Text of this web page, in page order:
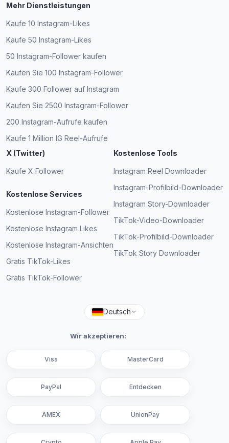
Mehr Dienstleistungen
Kaufe 10 Instagram-Likes
Kaufe 50 Instagram-Likes
50 Instagram-Follower kaufen
Kaufen Sie 100 Instagram-Follower
Kaufe 300 Follower auf Instagram
Kaufen Sie 2500 Instagram-Follower
200 Instagram-Aufrufe kaufen
Kaufe 1 Million IG Reel-Aufrufe
X (Twitter)
Kaufe X Follower
Kostenlose Services
Kostenlose Instagram-Follower
Kostenlose Instagram Likes
Kostenlose Instagram-Ansichten
Gratis TikTok-Likes
Gratis TikTok-Follower
Kostenlose Tools
Instagram Reel Downloader
Instagram-Profilbild-Downloader
Instagram Story-Downloader
TikTok-Video-Downloader
TikTok-Profilbild-Downloader
TikTok Story Downloader
Deutsch
Wir akzeptieren:
Visa MasterCard
PayPal Entdecken
AMEX UnionPay